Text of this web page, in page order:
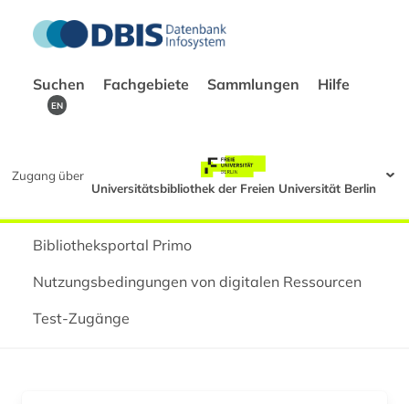
Suchen Fachgebiete Sammlungen Hilfe
EN
Zugang über
Universitätsbibliothek der Freien Universität Berlin
Bibliotheksportal Primo
Nutzungsbedingungen von digitalen Ressourcen
Test-Zugänge